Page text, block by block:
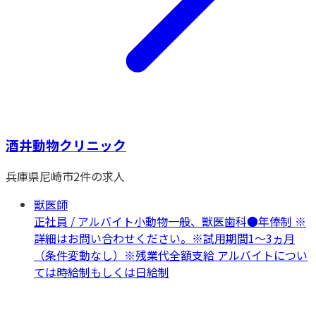
酒井動物クリニック
兵庫県尼崎市2件の求人
獣医師
正社員 / アルバイト小動物一般、獣医歯科●年俸制 ※
詳細はお問い合わせください。※試用期間1～3ヵ月
（条件変動なし）※残業代全額支給 アルバイトについ
ては時給制もしくは日給制